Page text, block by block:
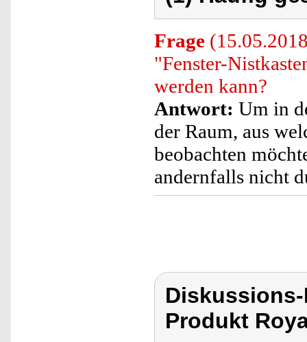
Frage
"Fenster-
werden kann?
Antwort: Um in
der Raum, aus
beobachten
andernfalls nicht
Produkt